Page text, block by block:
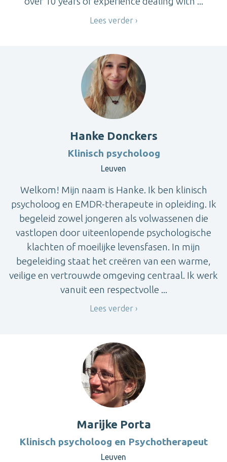
Lees verder
Hanke Donckers
Klinisch psycholoog
Leuven
Welkom! Mijn naam is Hanke. Ik ben klinisch
psycholoog en EMDR-therapeute in opleiding. Ik
begeleid zowel jongeren als volwassenen die
vastlopen door uiteenlopende psychologische
klachten of moeilijke levensfasen. In mijn
begeleiding staat het creëren van een warme,
veilige en vertrouwde omgeving centraal. Ik werk
vanuit een respectvolle ...
Lees verder
Marijke Porta
Klinisch psycholoog en Psychotherapeut
Leuven